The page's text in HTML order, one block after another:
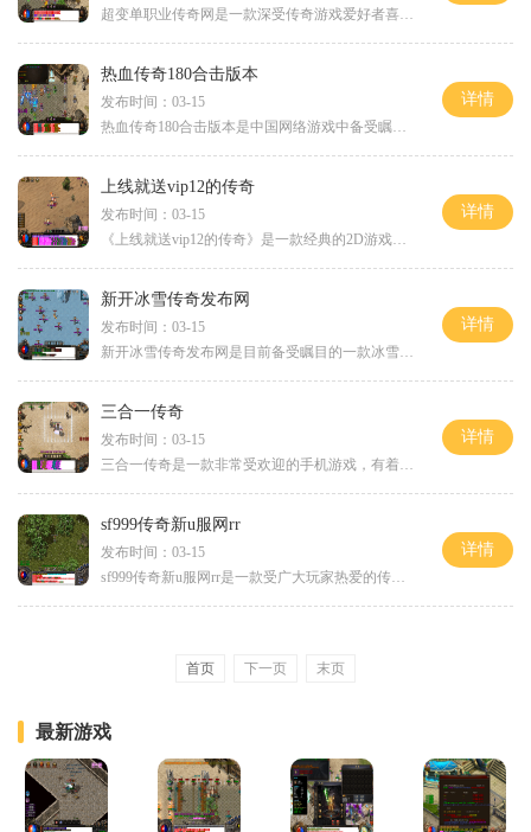
超变单职业传奇网是一款深受传奇游戏爱好者喜爱的网络游戏。该游戏以传奇为背景，打造了一个充满刺激和挑战的游戏世界玩家可以体验到经典传奇游戏的乐趣，同时还能充分享受到
热血传奇180合击版本
发布时间：03-15
热血传奇180合击版本是中国网络游戏中备受瞩目的一款传奇类游戏，以其独特的游戏玩法和丰富的游戏内容而备受玩家喜爱。本文将为大家详细介绍热血传奇180合击版本的玩法内容。我
详情
上线就送vip12的传奇
发布时间：03-15
《上线就送vip12的传奇》是一款经典的2D游戏，是一款传奇类角色扮演游戏。该游戏以其丰富的玩法和独特的故事情节吸引了数万玩家的关注，成为了万人在线的热门游戏。在这个游戏中
详情
新开冰雪传奇发布网
发布时间：03-15
新开冰雪传奇发布网是目前备受瞩目的一款冰雪题材的网络游戏。该游戏以独特的剧情背景和多样化的玩法吸引了众多玩家的关注和喜爱，成为了近年来最受欢迎的冰雪题材网游之一。
详情
三合一传奇
发布时间：03-15
三合一传奇是一款非常受欢迎的手机游戏，有着无与伦比的玩法和精致的画面。它将角色扮演、策略和战斗三种元素融合在一起，给玩家带来了不一样的游戏体验。让我们来了解一下游
详情
sf999传奇新u服网rr
发布时间：03-15
sf999传奇新u服网rr是一款受广大玩家热爱的传奇类游戏新版。它集合了传奇游戏经典的元素和创新的玩法，为玩家们带来了无与伦比的游戏体验。下面将为各位玩家详细介绍sf999传奇新
详情
首页 下一页 末页
最新游戏